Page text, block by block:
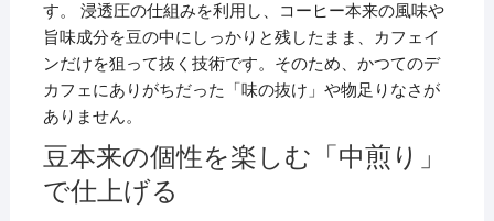
す。 浸透圧の仕組みを利用し、コーヒー本来の風味や
旨味成分を豆の中にしっかりと残したまま、カフェイ
ンだけを狙って抜く技術です。そのため、かつてのデ
カフェにありがちだった「味の抜け」や物足りなさが
ありません。
豆本来の個性を楽しむ「中煎り」
で仕上げる